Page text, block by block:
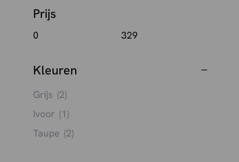
Prijs
Kleuren
Grijs (2)
Ivoor (1)
Taupe (2)